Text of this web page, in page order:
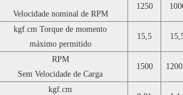
Velocidade nominal de RPM
1250
kgf.cm Torque de momento
máximo permitido
15,5
RPM
Sem Velocidade de Carga
1500
kgf.cm